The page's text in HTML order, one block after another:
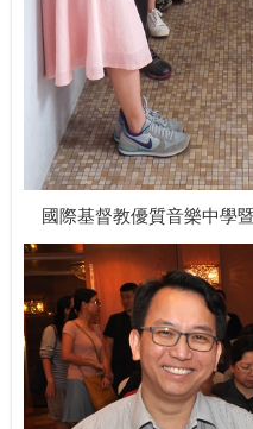
國際基督教優質音樂中學